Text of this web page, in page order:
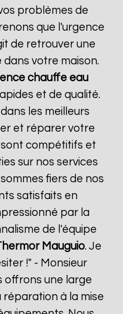
problèmes de
que l'urgence
de retrouver une
votre maison.
chauffe eau
et de qualité.
les meilleurs
et réparer votre
compétitifs et
sur nos services
fiers de nos
satisfaits en
par la
de l'équipe
Mauguio. Je
!" - Monsieur
offrons une large
réparation à la mise